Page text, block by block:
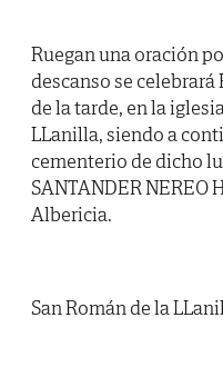
Ruegan una oración
descanso se celebrará
de la tarde, en la
LLanilla, siendo a
cementerio de dicho
SANTANDER NEREO
Albericia.
San Román de la